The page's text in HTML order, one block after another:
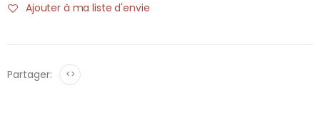
Ajouter à ma liste d'envie
Partager: <>